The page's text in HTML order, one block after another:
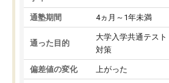
通塾期間 4ヵ月～1年未満
通った目的
大学入学共通テスト
対策
偏差値の変化 上がった